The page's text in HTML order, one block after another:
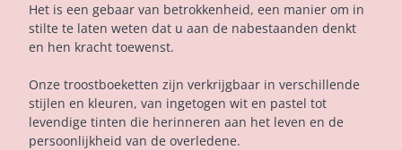
Het is een gebaar van betrokkenheid, een manier om in
stilte te laten weten dat u aan de nabestaanden denkt
en hen kracht toewenst.
Onze troostboeketten zijn verkrijgbaar in verschillende
stijlen en kleuren, van ingetogen wit en pastel tot
levendige tinten die herinneren aan het leven en de
persoonlijkheid van de overledene.